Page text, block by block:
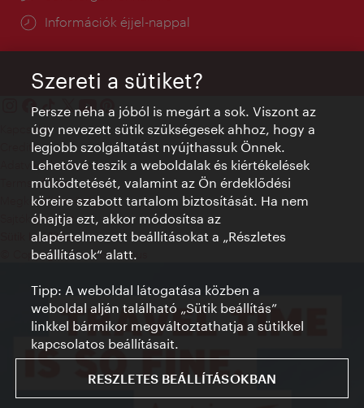
Információk éjjel-nappal
Kapcsolat
Credits
Adatvédelmi nyilatkozat
Terms of Use
Megközelíthetőség
Sajtókapcsolat
Sütik beállítása
© Copyright WienTourismus
Szereti a sütiket?
Persze néha a jóból is megárt a sok. Viszont az
úgy nevezett sütik szükségesek ahhoz, hogy a
legjobb szolgáltatást nyújthassuk Önnek.
Lehetővé teszik a weboldalak és kiértékelések
működtetését, valamint az Ön érdeklődési
köreire szabott tartalom biztosítását. Ha nem
óhajtja ezt, akkor módosítsa az
alapértelmezett beállításokat a „Részletes
beállítások“ alatt.
Tipp: A weboldal látogatása közben a
weboldal alján található „Sütik beállítás”
linkkel bármikor megváltoztathatja a sütikkel
kapcsolatos beállításait.
RESZLETES BEÁLLÍTÁSOKBAN